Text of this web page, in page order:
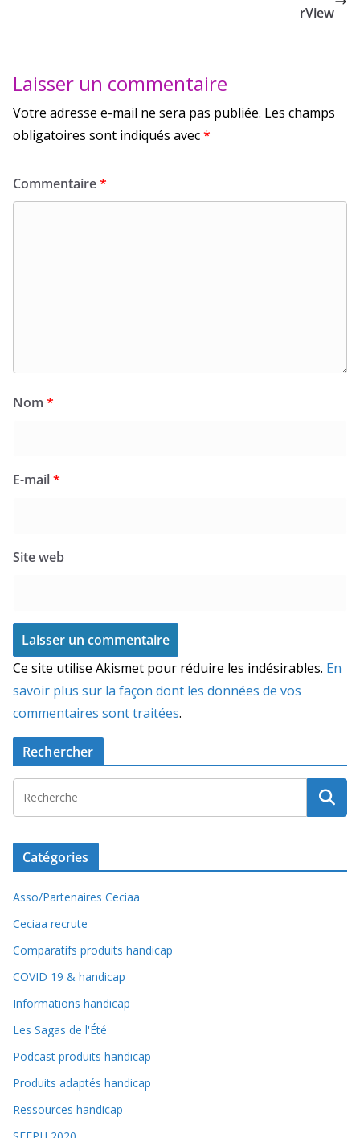
rView
Laisser un commentaire
Votre adresse e-mail ne sera pas publiée. Les champs
obligatoires sont indiqués avec*
Commentaire*
Nom *
E-mail*
Site web
Ce site utilise Akismet pour réduire les indésirables. En
savoir plus sur la façon dont les données de vos
commentaires sont traitées.
Rechercher
Catégories
Asso/Partenaires Ceciaa
Ceciaa recrute
Comparatifs produits handicap
COVID 19 & handicap
Informations handicap
Les Sagas de l'Été
Podcast produits handicap
Produits adaptés handicap
Ressources handicap